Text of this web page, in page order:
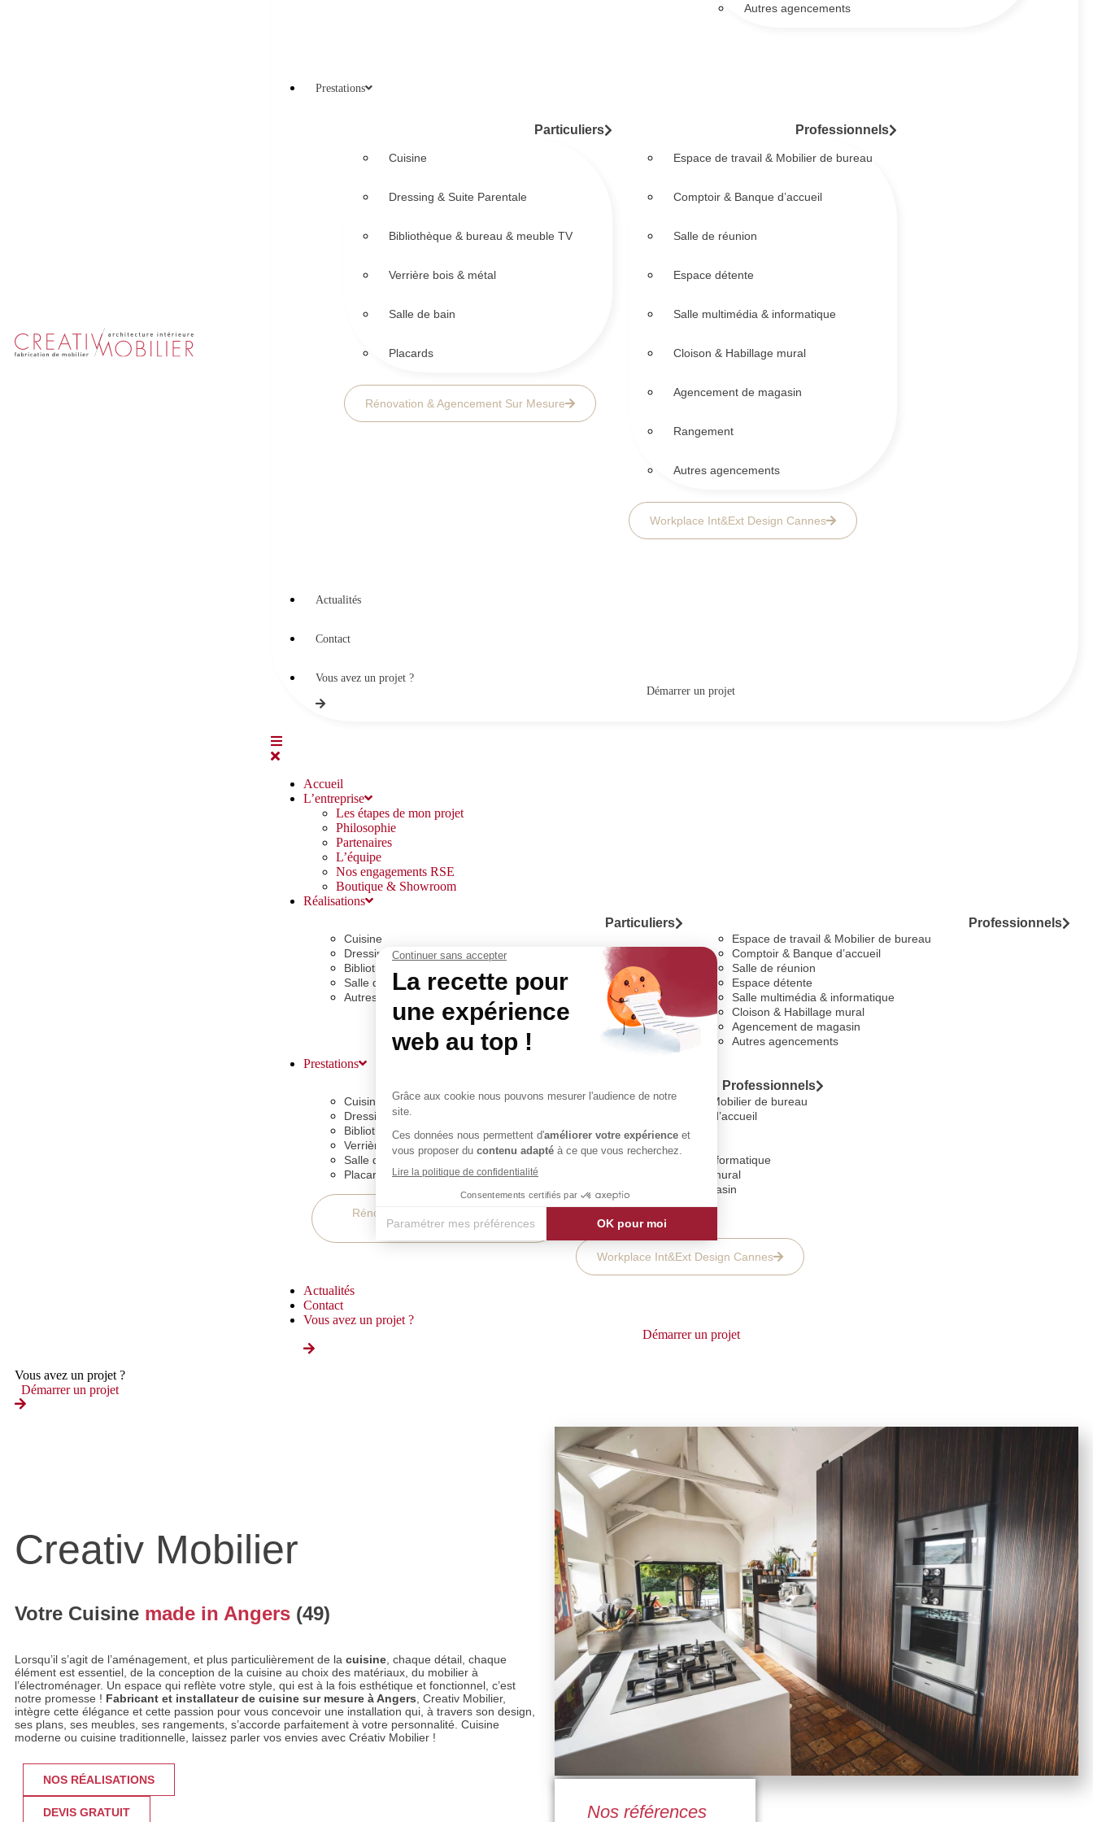
Autres agencements
Prestations
Particuliers
Cuisine
Dressing & Suite Parentale
Bibliothèque & bureau & meuble TV
Verrière bois & métal
Salle de bain
Placards
Rénovation & Agencement Sur Mesure
Professionnels
Espace de travail & Mobilier de bureau
Comptoir & Banque d’accueil
Salle de réunion
Espace détente
Salle multimédia & informatique
Cloison & Habillage mural
Agencement de magasin
Rangement
Autres agencements
Workplace Int&Ext Design Cannes
Actualités
Contact
Vous avez un projet ?
Démarrer un projet
Accueil
L’entreprise
Les étapes de mon projet
Philosophie
Partenaires
L’équipe
Nos engagements RSE
Boutique & Showroom
Réalisations
Particuliers
Cuisine
Dressing & Suite Parentale
Bibliothèque & Bureau & Meuble TV
Salle de bain
Autres aménagements
Professionnels
Espace de travail & Mobilier de bureau
Comptoir & Banque d’accueil
Salle de réunion
Espace détente
Salle multimédia & informatique
Cloison & Habillage mural
Agencement de magasin
Autres agencements
Prestations
Cuisine
Dressing & Suite Parentale
Bibliothèque & bureau & meuble TV
Verrière bois & métal
Salle de bain
Placards
Rénovation & Agencement Sur
Mesure
Professionnels
Espace de travail & Mobilier de bureau
Comptoir & Banque d’accueil
Salle de réunion
Espace détente
Salle multimédia & informatique
Cloison & Habillage mural
Agencement de magasin
Rangement
Autres agencements
Workplace Int&Ext Design Cannes
Actualités
Contact
Vous avez un projet ?
Démarrer un projet
Vous avez un projet ?
Démarrer un projet
Creativ Mobilier
Votre Cuisine made in Angers (49)
Lorsqu’il s’agit de l’aménagement, et plus particulièrement de la cuisine , chaque détail, chaque
élément est essentiel, de la conception de la cuisine au choix des matériaux, du mobilier à
l’électroménager. Un espace qui reflète votre style, qui est à la fois esthétique et fonctionnel, c’est
notre promesse ! Fabricant et installateur de cuisine sur mesure à Angers , Creativ Mobilier,
intègre cette élégance et cette passion pour vous concevoir une installation qui, à travers son design,
ses plans, ses meubles, ses rangements, s’accorde parfaitement à votre personnalité. Cuisine
moderne ou cuisine traditionnelle, laissez parler vos envies avec Créativ Mobilier !
NOS RÉALISATIONS
DEVIS GRATUIT Nos références